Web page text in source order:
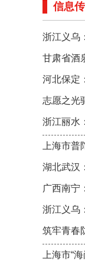
信息
浙江义乌
甘肃省酒
河北保定
志愿之光
浙江丽水
上海市
湖北武汉
广西南宁
浙江义乌
筑牢青春
上海市“